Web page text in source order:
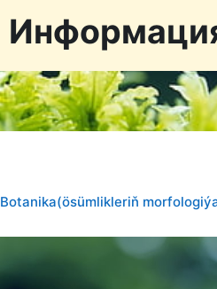
Botanika(ösümlikleriň